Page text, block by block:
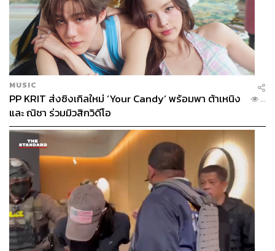
MUSIC
PP KRIT ส่งซิงเกิลใหม่ ‘Your Candy’ พร้อมพา ต้าเหนิง
และ ณิชา ร่วมมิวสิกวิดีโอ
...